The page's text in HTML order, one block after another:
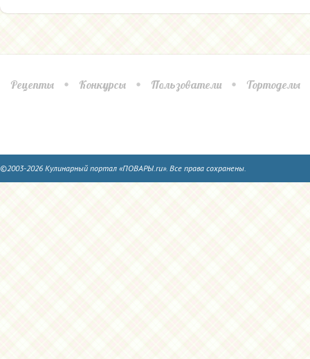
Рецепты Конкурсы Пользователи Тортоделы
©2003-2026 Кулинарный портал «ПОВАРЫ.ru». Все права сохранены.